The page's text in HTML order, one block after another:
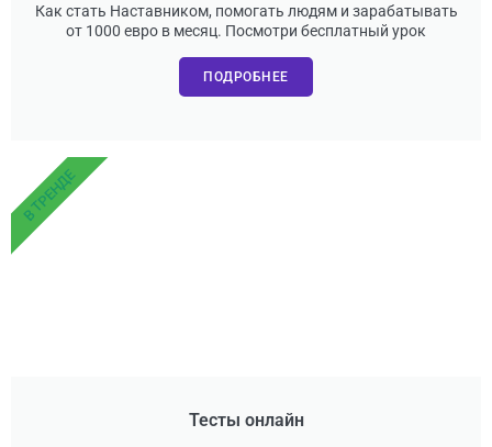
Как стать Наставником, помогать людям и зарабатывать
от 1000 евро в месяц. Посмотри бесплатный урок
ПОДРОБНЕЕ
Тесты онлайн
В ТРЕНДЕ